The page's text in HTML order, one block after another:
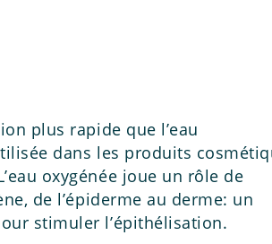
plus rapide que l’eau
dans les produits
oxygénée joue un rôle de
de l’épiderme au derme: un
stimuler l’épithélisation.